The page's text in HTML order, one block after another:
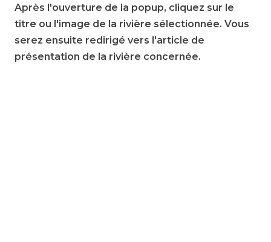
Après l'ouverture de la popup, cliquez sur le
titre ou l'image de la rivière sélectionnée. Vous
serez ensuite redirigé vers l'article de
présentation de la rivière concernée.